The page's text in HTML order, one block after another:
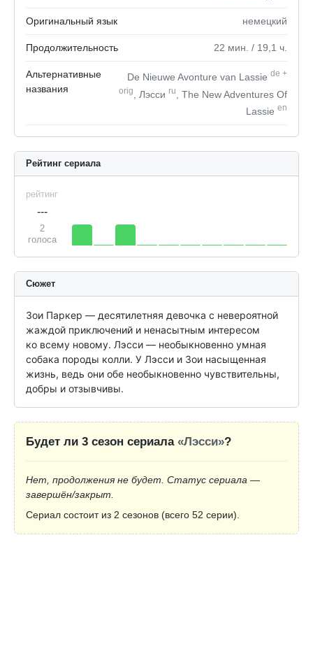
Оригинальный язык немецкий
Продолжительность 22 мин. / 19,1 ч.
Альтернативные
названия
De Nieuwe Avonture van Lassie de +
orig
, Лэсси ru
, The New Adventures Of
Lassie en
Рейтинг сериала
рейтинг
---
2
голоса
Сюжет
Зои Паркер — десятилетняя девочка с невероятной
жаждой приключений и ненасытным интересом
ко всему новому. Лэсси — необыкновенно умная
собака породы колли. У Лэсси и Зои насыщенная
жизнь, ведь они обе необыкновенно чувствительны,
добры и отзывчивы.
Будет ли 3 сезон сериала «Лэсси»?
Нет, продолжения не будет. Статус сериала —
завершён/закрыт.
Сериал состоит из 2 сезонов (всего 52 серии).